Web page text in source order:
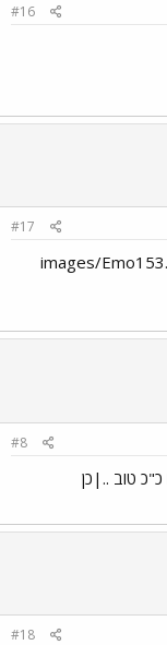
#16
#17
#8
#18